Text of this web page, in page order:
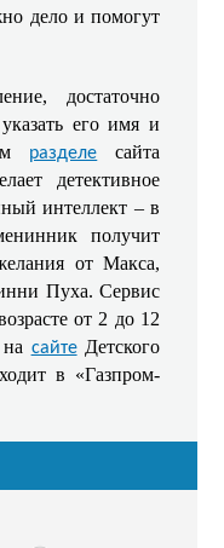
дело и помогут
достаточно
его имя и
разделе сайта
детективное
интеллект – в
получит
от Макса,
Пуха. Сервис
от 2 до 12
сайтеДетского
в «Газпром-